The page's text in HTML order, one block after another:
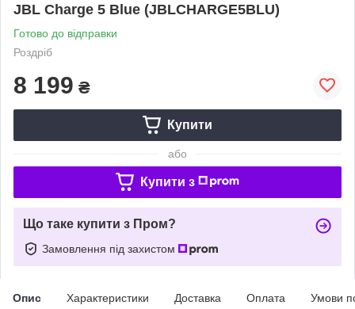
JBL Charge 5 Blue (JBLCHARGE5BLU)
Готово до відправки
Роздріб
8 199 ₴
Купити
або
Купити з
Що таке купити з Пром?
Замовлення під захистом
Опис Характеристики Доставка Оплата Умови